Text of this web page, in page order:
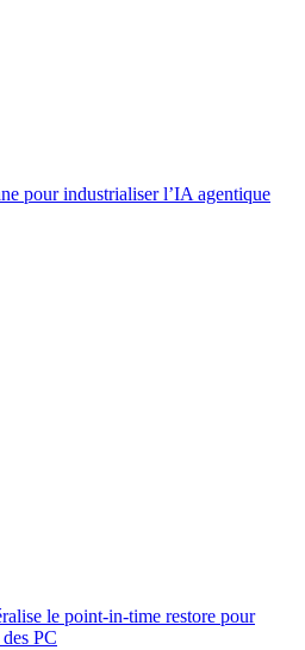
pour industrialiser l’IA agentique
le point-in-time restore pour
PC